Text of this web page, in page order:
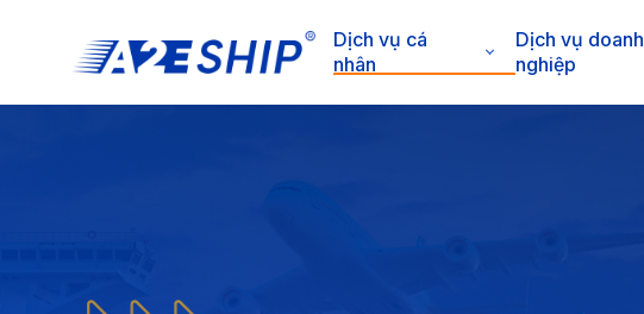
Dịch vụ cá
nhân
Dịch vụ doanh
nghiệp